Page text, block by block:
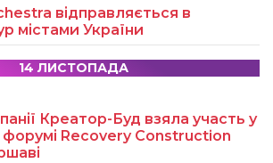
відправляється в
містами України
14 ЛИСТОПАДА
Креатор-Буд взяла участь у
Recovery Construction